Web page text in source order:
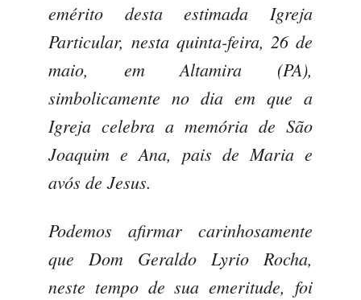
emérito desta estimada Igreja
Particular, nesta quinta-feira, 26 de
maio, em Altamira (PA),
simbolicamente no dia em que a
Igreja celebra a memória de São
Joaquim e Ana, pais de Maria e
avós de Jesus.
Podemos afirmar carinhosamente
que Dom Geraldo Lyrio Rocha,
neste tempo de sua emeritude, foi